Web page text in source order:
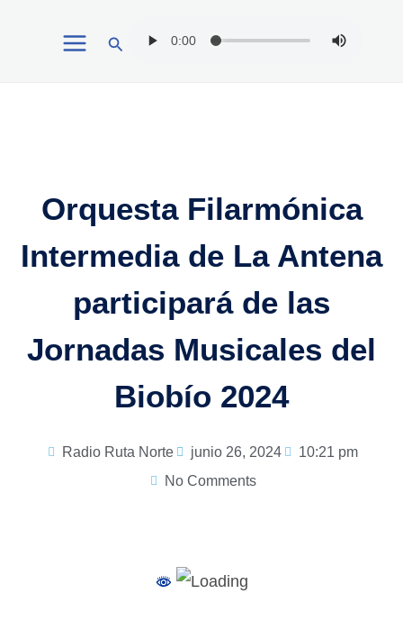
Buscar
Orquesta Filarmónica
Intermedia de La Antena
participará de las
Jornadas Musicales del
Biobío 2024
Radio Ruta Norte junio 26, 2024
10:21 pm
No Comments